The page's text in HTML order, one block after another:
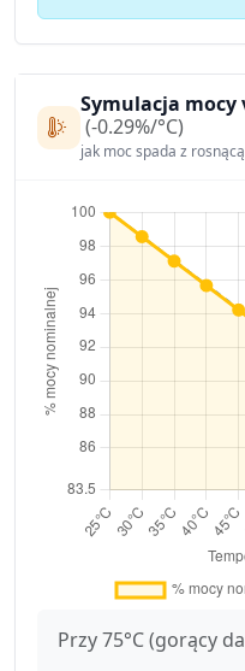
Symulacja
(-0.29%/°C)
jak moc spada z
Przy 75°C (gorący